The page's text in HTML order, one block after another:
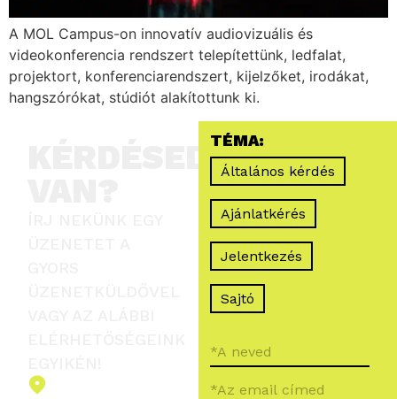
A MOL Campus-on innovatív audiovizuális és
videokonferencia rendszert telepítettünk, ledfalat,
projektort, konferenciarendszert, kijelzőket, irodákat,
hangszórókat, stúdiót alakítottunk ki.
TÉMA:
Általános kérdés
Ajánlatkérés
Jelentkezés
Sajtó